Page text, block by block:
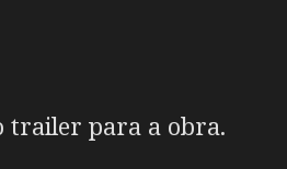
para a obra.